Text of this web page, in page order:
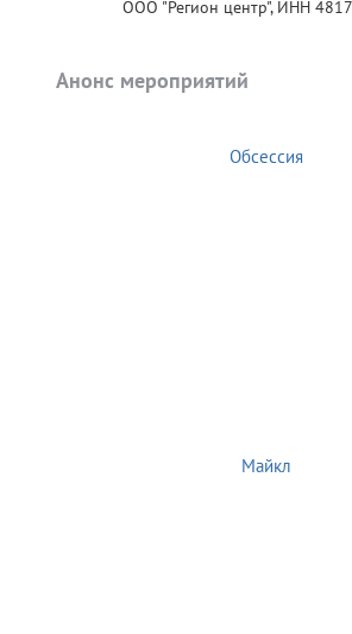
ООО "Регион центр", ИНН
Анонс мероприятий
Обсессия
Майкл